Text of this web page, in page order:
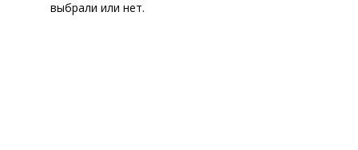
выбрали или нет.